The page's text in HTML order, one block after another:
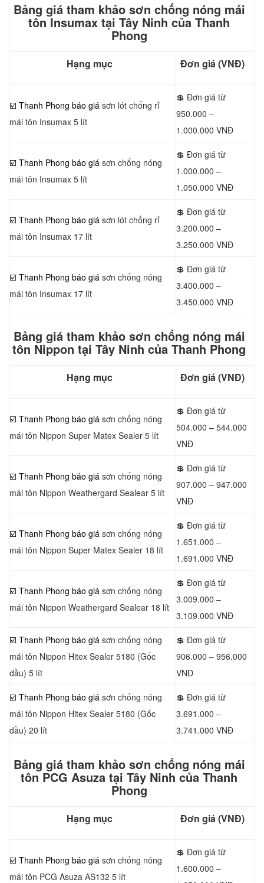
Bảng giá tham khảo sơn chống nóng mái
tôn Insumax tại Tây Ninh của Thanh
Phong
Hạng mục Đơn giá (VNĐ)
☑️ Thanh Phong báo giá sơn lót chống rỉ
mái tôn Insumax 5 lít
💲 Đơn giá từ
950.000 –
1.000.000 VNĐ
☑️ Thanh Phong báo giá sơn chống nóng
mái tôn Insumax 5 lít
💲 Đơn giá từ
1.000.000 –
1.050.000 VNĐ
☑️ Thanh Phong báo giá sơn lót chống rỉ
mái tôn Insumax 17 lít
💲 Đơn giá từ
3.200.000 –
3.250.000 VNĐ
☑️ Thanh Phong báo giá sơn chống nóng
mái tôn Insumax 17 lít
💲 Đơn giá từ
3.400.000 –
3.450.000 VNĐ
Bảng giá tham khảo sơn chống nóng mái
tôn Nippon tại Tây Ninh của Thanh Phong
Hạng mục Đơn giá (VNĐ)
☑️ Thanh Phong báo giá sơn chống nóng
mái tôn Nippon Super Matex Sealer 5 lít
💲 Đơn giá từ
504.000 – 544.000
VNĐ
☑️ Thanh Phong báo giá sơn chống nóng
mái tôn Nippon Weathergard Sealear 5 lít
💲 Đơn giá từ
907.000 – 947.000
VNĐ
☑️ Thanh Phong báo giá sơn chống nóng
mái tôn Nippon Super Matex Sealer 18 lít
💲 Đơn giá từ
1.651.000 –
1.691.000 VNĐ
☑️ Thanh Phong báo giá sơn chống nóng
mái tôn Nippon Weathergard Sealear 18 lít
💲 Đơn giá từ
3.009.000 –
3.109.000 VNĐ
☑️ Thanh Phong báo giá sơn chống nóng
mái tôn Nippon Hitex Sealer 5180 (Gốc
dầu) 5 lít
💲 Đơn giá từ
906.000 – 956.000
VNĐ
☑️ Thanh Phong báo giá sơn chống nóng
mái tôn Nippon Hitex Sealer 5180 (Gốc
dầu) 20 lít
💲 Đơn giá từ
3.691.000 –
3.741.000 VNĐ
Bảng giá tham khảo sơn chống nóng mái
tôn PCG Asuza tại Tây Ninh của Thanh
Phong
Hạng mục Đơn giá (VNĐ)
☑️ Thanh Phong báo giá sơn chống nóng
mái tôn PCG Asuza AS132 5 lít
💲 Đơn giá từ
1.600.000 –